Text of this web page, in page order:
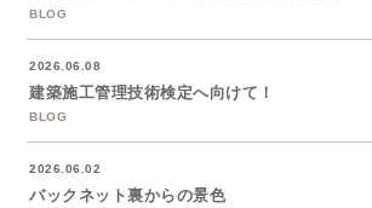
BLOG
2026.06.08
建築施工管理技術検定へ向けて！
BLOG
2026.06.02
バックネット裏からの景色